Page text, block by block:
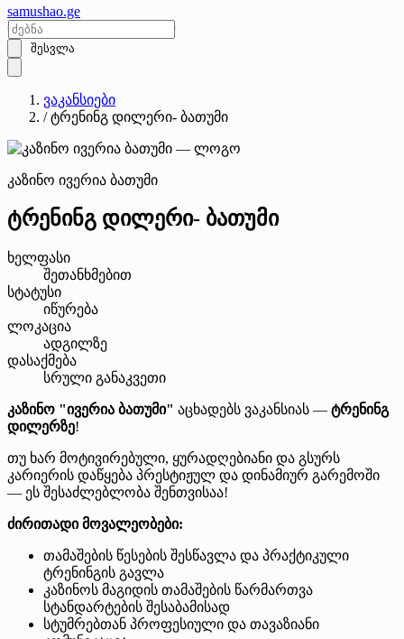
samushao.ge
შესვლა
ვაკანსიები
/ ტრენინგ დილერი- ბათუმი
კაზინო ივერია ბათუმი
ტრენინგ დილერი- ბათუმი
ხელფასი
შეთანხმებით
სტატუსი
იწურება
ლოკაცია
ადგილზე
დასაქმება
სრული განაკვეთი
კაზინო "ივერია ბათუმი" აცხადებს ვაკანსიას — ტრენინგ
დილერზე!
თუ ხარ მოტივირებული, ყურადღებიანი და გსურს
კარიერის დაწყება პრესტიჟულ და დინამიურ გარემოში
— ეს შესაძლებლობა შენთვისაა!
ძირითადი მოვალეობები:
თამაშების წესების შესწავლა და პრაქტიკული
ტრენინგის გავლა
კაზინოს მაგიდის თამაშების წარმართვა
სტანდარტების შესაბამისად
სტუმრებთან პროფესიული და თავაზიანი